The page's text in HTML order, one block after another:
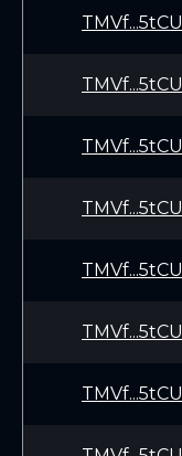
TMVf...5tCU
TMVf...5tCU
TMVf...5tCU
TMVf...5tCU
TMVf...5tCU
TMVf...5tCU
TMVf...5tCU